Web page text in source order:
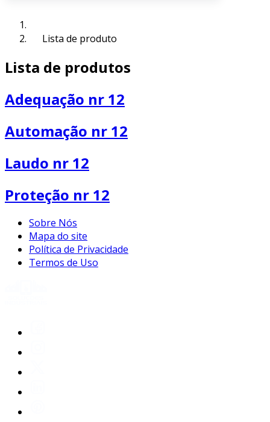
Lista de produto
Lista de produtos
Adequação nr 12
Automação nr 12
Laudo nr 12
Proteção nr 12
Sobre Nós
Mapa do site
Política de Privacidade
Termos de Uso